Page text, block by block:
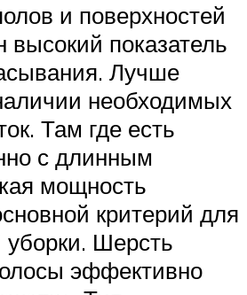
и поверхностей
высокий показатель
Лучше
необходимых
Там где есть
с длинным
мощность
критерий для
Шерсть
эффективно